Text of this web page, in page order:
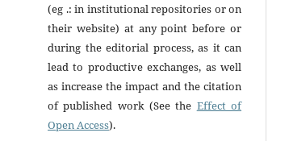
(eg .: in institutional repositories or on
their website) at any point before or
during the editorial process, as it can
lead to productive exchanges, as well
as increase the impact and the citation
of published work (See the Effect of
Open Access).